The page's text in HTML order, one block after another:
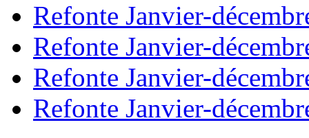
Refonte Janvier-
Refonte Janvier-
Refonte Janvier-
Refonte Janvier-